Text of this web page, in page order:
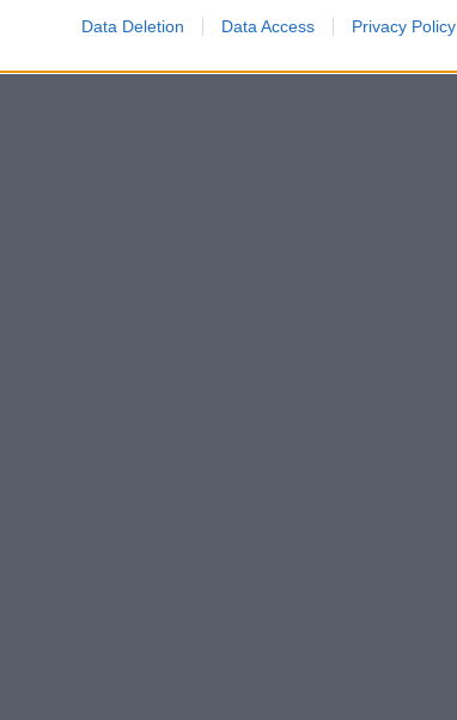
Data Deletion Data Access Privacy Policy